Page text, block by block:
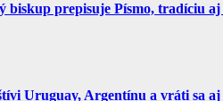
biskup prepisuje Písmo, tradíciu
Uruguay, Argentínu a vráti sa aj